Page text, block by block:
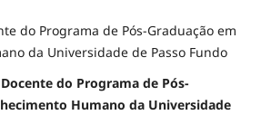
do Programa de Pós-Graduação em
da Universidade de Passo Fundo
do Programa de Pós-
Humano da Universidade